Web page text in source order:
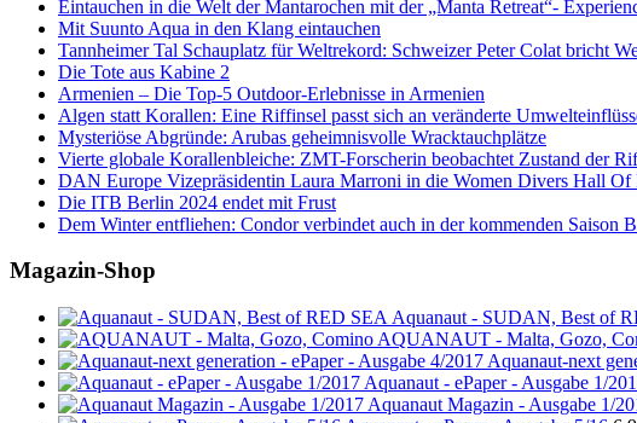
Eintauchen in die Welt der Mantarochen mit der „Manta Retreat“-
Mit Suunto Aqua in den Klang eintauchen
Tannheimer Tal Schauplatz für Weltrekord: Schweizer Peter Colat bricht
Die Tote aus Kabine 2
Armenien – Die Top-5 Outdoor-Erlebnisse in Armenien
Algen statt Korallen: Eine Riffinsel passt sich an veränderte
Mysteriöse Abgründe: Arubas geheimnisvolle Wracktauchplätze
Vierte globale Korallenbleiche: ZMT-Forscherin beobachtet Zustand der
DAN Europe Vizepräsidentin Laura Marroni in die Women Divers Hall Of
Die ITB Berlin 2024 endet mit Frust
Dem Winter entfliehen: Condor verbindet auch in der kommenden Saison
Magazin-Shop
Aquanaut - SUDAN, Best of
AQUANAUT - Malta, Gozo,
Aquanaut-next
Aquanaut - ePaper - Ausgabe 1/
Aquanaut Magazin - Ausgabe 1/